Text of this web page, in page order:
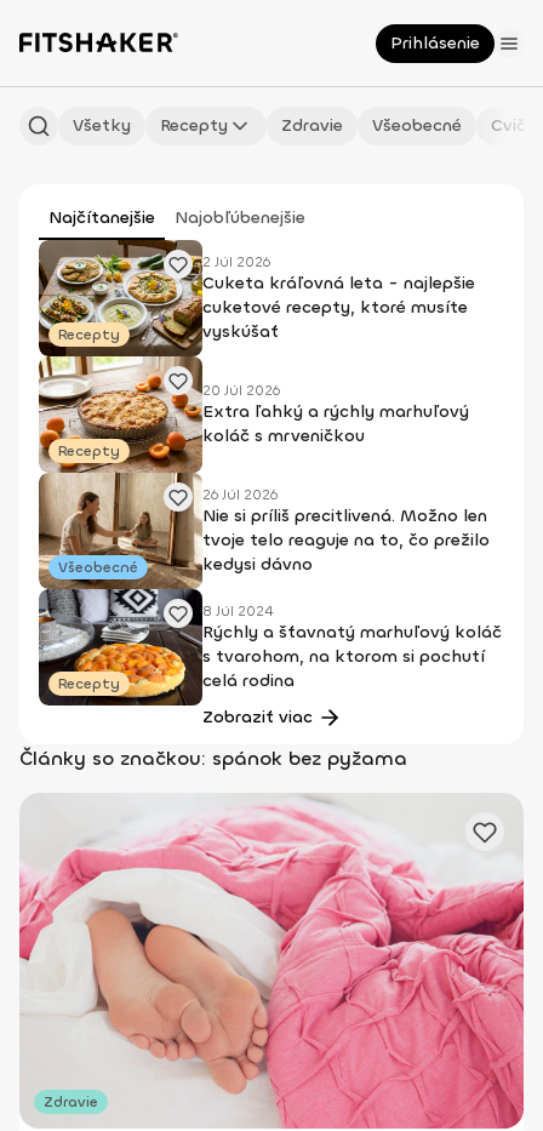
Prihlásenie
Všetky Recepty Zdravie Všeobecné
Najčítanejšie Najobľúbenejšie
Recepty
2 Júl 2026
Cuketa kráľovná leta - najlepšie
cuketové recepty, ktoré musíte
vyskúšať
Recepty
20 Júl 2026
Extra ľahký a rýchly marhuľový
koláč s mrveničkou
Všeobecné
26 Júl 2026
Nie si príliš precitlivená. Možno len
tvoje telo reaguje na to, čo prežilo
kedysi dávno
Recepty
8 Júl 2024
Rýchly a šťavnatý marhuľový koláč
s tvarohom, na ktorom si pochutí
celá rodina
Zobraziť viac
Články so značkou: spánok bez pyžama
Zdravie